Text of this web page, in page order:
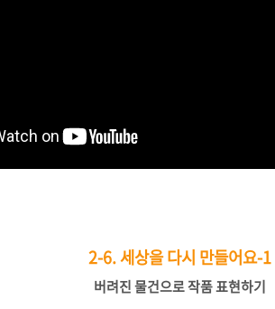
2-6.세상을 다시 만들어요-1
버려진물건으로작품표현하기